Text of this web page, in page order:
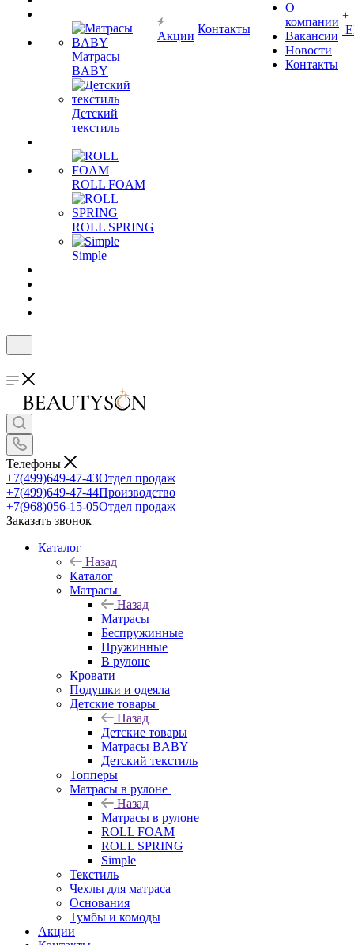
Матрасы
BABY
Детский
текстиль
ROLL FOAM
ROLL SPRING
Simple
Акции
Контакты
О
компании
Вакансии
Новости
Контакты
+
Телефоны
+7(499)649-47-43Отдел продаж
+7(499)649-47-44Производство
+7(968)056-15-05Отдел продаж
Заказать звонок
Каталог
Назад
Каталог
Матрасы
Назад
Матрасы
Беспружинные
Пружинные
В рулоне
Кровати
Подушки и одеяла
Детские товары
Назад
Детские товары
Матрасы BABY
Детский текстиль
Топперы
Матрасы в рулоне
Назад
Матрасы в рулоне
ROLL FOAM
ROLL SPRING
Simple
Текстиль
Чехлы для матраса
Основания
Тумбы и комоды
Акции